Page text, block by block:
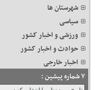
شهرستان ها
سیاسی
ورزشی و اخبار کشور
حوادث و اخبار کشور
اخبار خارجی
۷ شماره پیشین :